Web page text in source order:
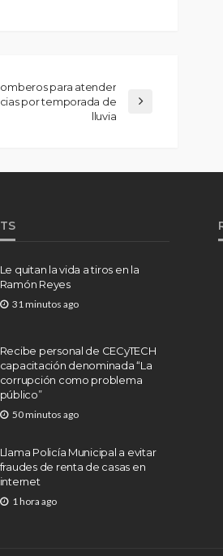
para atender
por temporada de
lluvia
Le quitan la vida a tiros en la
Ramón Reyes
31 minutos ago
Recibe personal de CECyTECH
capacitación denominada “La
corrupción como problema
público”
50 minutos ago
Llama Policía Municipal a evitar
fraudes de renta de casas en
internet
1 hora ago